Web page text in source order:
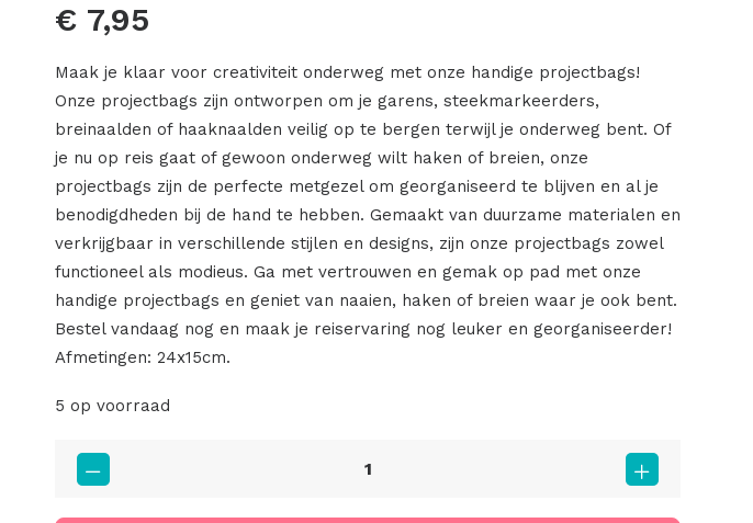
€ 7,95
Maak je klaar voor creativiteit onderweg met onze handige projectbags!
Onze projectbags zijn ontworpen om je garens, steekmarkeerders,
breinaalden of haaknaalden veilig op te bergen terwijl je onderweg bent. Of
je nu op reis gaat of gewoon onderweg wilt haken of breien, onze
projectbags zijn de perfecte metgezel om georganiseerd te blijven en al je
benodigdheden bij de hand te hebben. Gemaakt van duurzame materialen en
verkrijgbaar in verschillende stijlen en designs, zijn onze projectbags zowel
functioneel als modieus. Ga met vertrouwen en gemak op pad met onze
handige projectbags en geniet van naaien, haken of breien waar je ook bent.
Bestel vandaag nog en maak je reiservaring nog leuker en georganiseerder!
Afmetingen: 24x15cm.
5 op voorraad
Project
Bag